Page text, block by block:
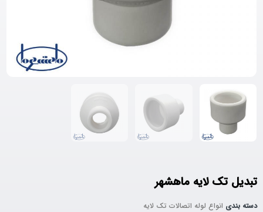
تبدیل تک لایه ماهشهر
دسته بندی انواع لوله اتصالات تک لایه